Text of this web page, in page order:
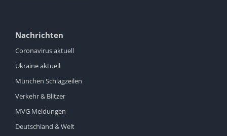
Nachrichten
Coronavirus aktuell
Ukraine aktuell
München Schlagzeilen
Verkehr & Blitzer
MVG Meldungen
Deutschland & Welt